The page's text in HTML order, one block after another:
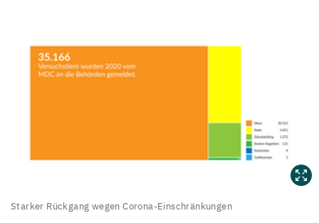
Starker
Starker Rückgang wegen Corona-Einschränkungen